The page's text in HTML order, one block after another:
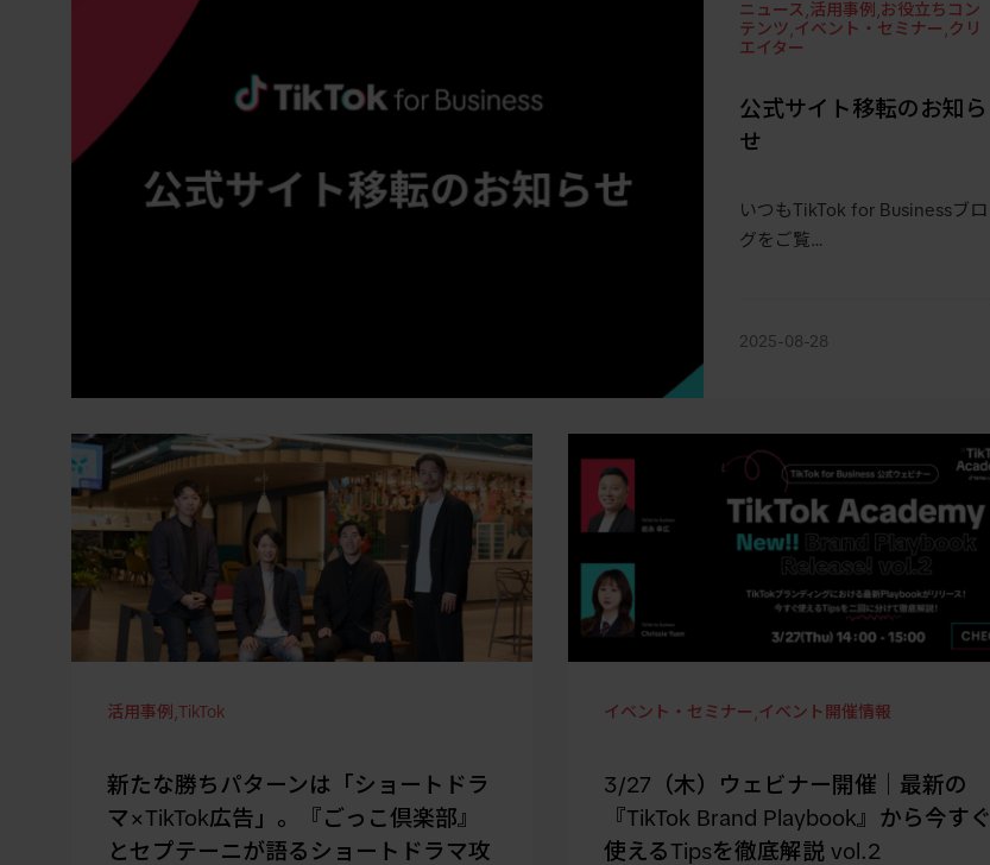
ニュース ,活用事例 ,お役立ちコン
テンツ , イベント・セミナー , クリ
エイター
公式サイト移転のお知ら
せ
いつもTikTok for Businessブロ
グをご覧…
2025-08-28
活用事例 TikTok
新たな勝ちパターンは「ショートドラ
マ×TikTok広告」。『ごっこ倶楽部』
とセプテーニが語るショートドラマ攻
イベント・セミナー イベント開催情報
3/27（木）ウェビナー開催｜最新の
『TikTok Brand Playbook』から今すぐ
使えるTipsを徹底解説 vol.2